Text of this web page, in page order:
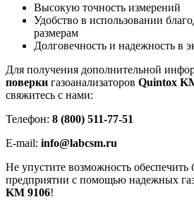
Высокую точность измерений
Удобство в использовании
размерам
Долговечность и надежность в
Для получения дополнительной
поверки газоанализаторов Quintox
свяжитесь с нами:
Телефон: 8 (800) 511-77-51
E-mail: info@labcsm.ru
Не упустите возможность обеспечить
предприятии с помощью надежных
KM 9106!